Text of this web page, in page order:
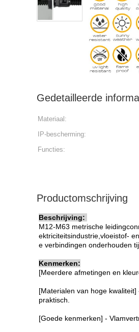
Gedetailleerde
Materiaal:
IP-bescherming:
Functies:
Productomschrijving
Beschrijving:
M12-M63 metrische
ektriciteitsindustrie,vloeistof-
e verbindingen onderhouden
Kenmerken:
[Meerdere afmetingen en
[Materialen van hoge
praktisch.
[Goede kenmerken] -